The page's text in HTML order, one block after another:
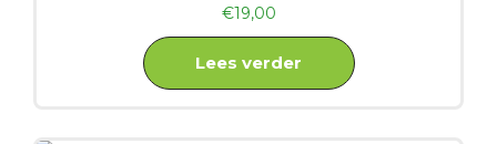
€19,00
Lees verder